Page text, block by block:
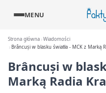
MENU
Strona główna Wiadomości
Brâncuși w blasku światła - MCK z Marką
Brâncuși w
Marką Radia